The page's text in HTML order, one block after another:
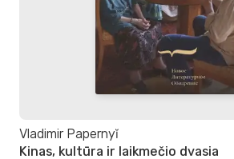
Vladimir Papernyĭ
Kinas, kultūra ir laikmečio dvasia